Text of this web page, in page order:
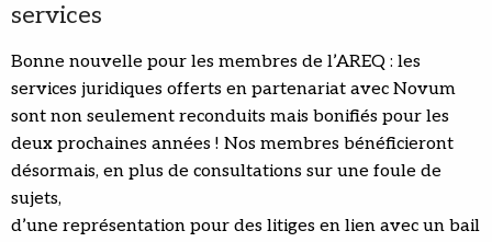
services
Bonne nouvelle pour les membres de l’AREQ : les
services juridiques offerts en partenariat avec Novum
sont non seulement reconduits mais bonifiés pour les
deux prochaines années ! Nos membres bénéficieront
désormais, en plus de consultations sur une foule de
sujets,
d’une représentation pour des litiges en lien avec un bail